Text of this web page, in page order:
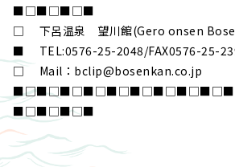
■□■□■□■
□ 下呂温泉 望川館(Gero onsen
■ TEL:0576-25-2048/FAX0576-25-
□ Mail：bclip@bosenkan.co.jp
■□■□■□■